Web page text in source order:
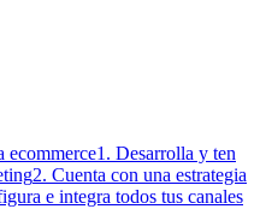
ecommerce1. Desarrolla y ten
2. Cuenta con una estrategia
e integra todos tus canales